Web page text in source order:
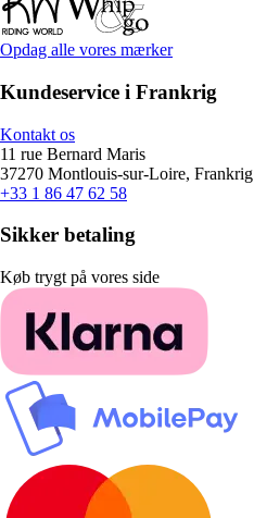
Opdag alle vores mærker
Kundeservice i Frankrig
Kontakt os
11 rue Bernard Maris
37270 Montlouis-sur-Loire, Frankrig
+33 1 86 47 62 58
Sikker betaling
Køb trygt på vores side